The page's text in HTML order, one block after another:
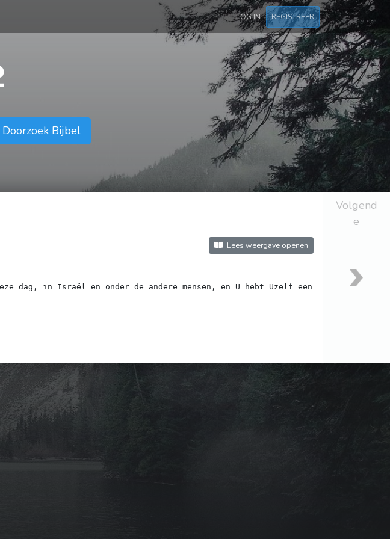
LOG IN REGISTREER
Doorzoek Bijbel
Lees weergave openen
dag, in Israël en onder de andere mensen, en U hebt Uzelf een
Volgend
e